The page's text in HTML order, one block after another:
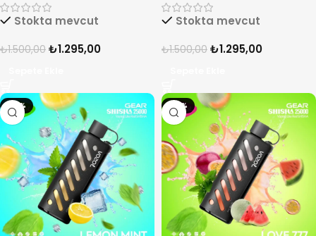
Stokta mevcut
₺1.500,00 ₺1.295,00
Stokta mevcut
₺1.500,00 ₺1.295,00
-14% -14%